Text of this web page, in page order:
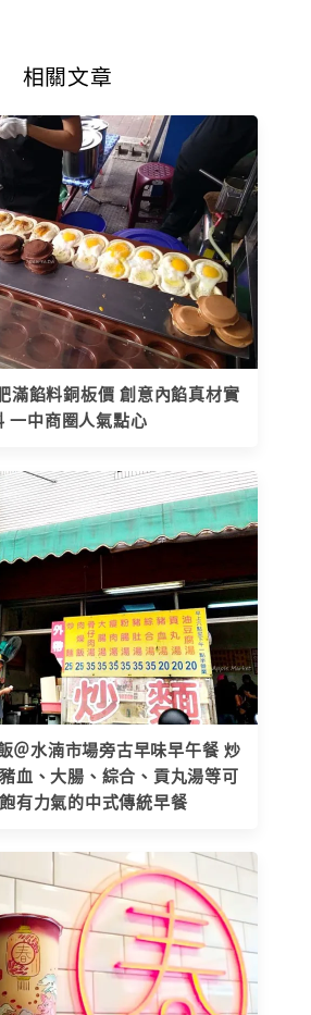
相關文章
滿餡料銅板價 創意內餡真材實
一中商圈人氣點心
＠水湳市場旁古早味早午餐 炒
血、大腸、綜合、貢丸湯等可
有力氣的中式傳統早餐